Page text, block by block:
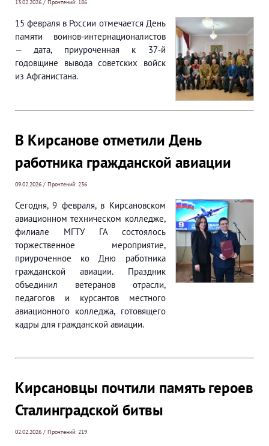
13.02.2026 / Прочтений: 186
15 февраля в России отмечается День
памяти воинов‑интернационалистов
— дата, приуроченная к 37‑й
годовщине вывода советских войск
из Афганистана.
В Кирсанове отметили День
работника гражданской авиации
09.02.2026 / Прочтений: 236
Сегодня, 9 февраля, в Кирсановском
авиационном техническом колледже,
филиале МГТУ ГА состоялось
торжественное мероприятие,
приуроченное ко Дню работника
гражданской авиации. Праздник
объединил ветеранов отрасли,
педагогов и курсантов местного
авиационного колледжа, готовящего
кадры для гражданской авиации.
Кирсановцы почтили память героев
Сталинградской битвы
02.02.2026 / Прочтений: 219